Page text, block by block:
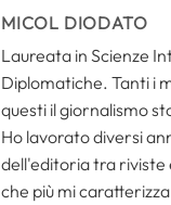
MICOL DIODATO
Laureata in Scienze
Diplomatiche. Tanti i
questi il giornalismo
Ho lavorato diversi
dell'editoria tra riviste
che più mi